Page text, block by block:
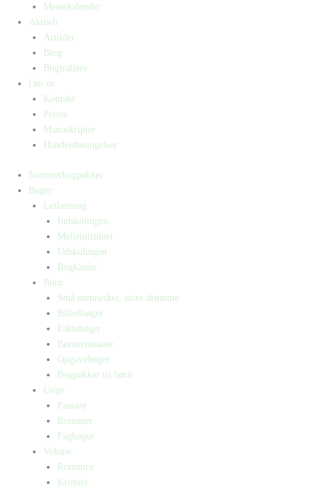
Messekalender
Aktuelt
Artikler
Blog
Bogtrailere
Om os
Kontakt
Presse
Manuskripter
Handelsbetingelser
Sommerbogpakker
Bøger
Letlæsning
Indskolingen
Mellemtrinnet
Udskolingen
Bogkasser
Børn
Små mennesker, store drømme
Billedbøger
Faktabøger
Børneromaner
Opgavebøger
Bogpakker til børn
Unge
Fantasy
Romaner
Fagbøger
Voksne
Romance
Krimier